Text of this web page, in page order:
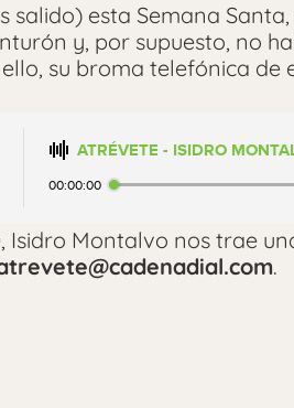
salido) esta Semana
y, por supuesto, no
su broma telefónica de
ATRÉVETE - ISIDRO
00:00:00
Isidro Montalvo nos trae
.